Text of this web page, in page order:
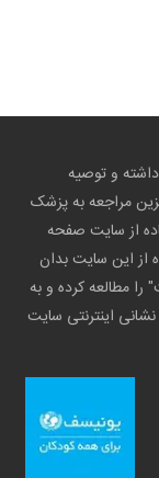
و توصیه
مراجعه به پزشک
از سایت صفحه
از این سایت بدان
مطالعه کرده و به
اینترنتی سایت